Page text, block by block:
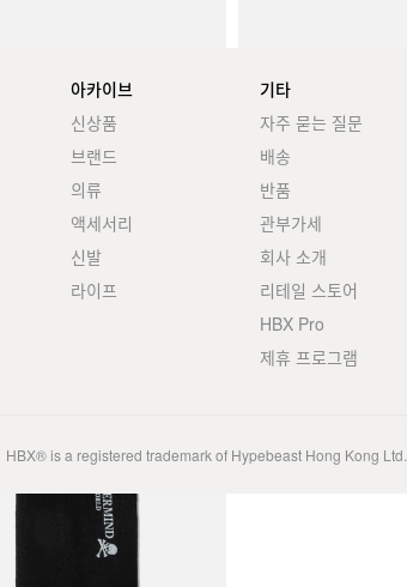
아카이브
신상품
브랜드
의류
액세서리
신발
라이프
기타
자주 묻는 질문
배송
반품
관부가세
회사 소개
리테일 스토어
HBX Pro
제휴 프로그램
HBX® is a registered trademark of Hypebeast Hong Kong Ltd.